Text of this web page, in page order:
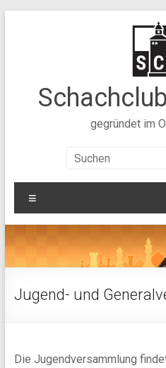
gegründet im
Jugend- und
Die Jugendversammlung